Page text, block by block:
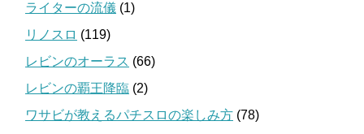
ライターの流儀 (1)
リノスロ (119)
レビンのオーラス (66)
レビンの覇王降臨 (2)
ワサビが教えるパチスロの楽しみ方 (78)